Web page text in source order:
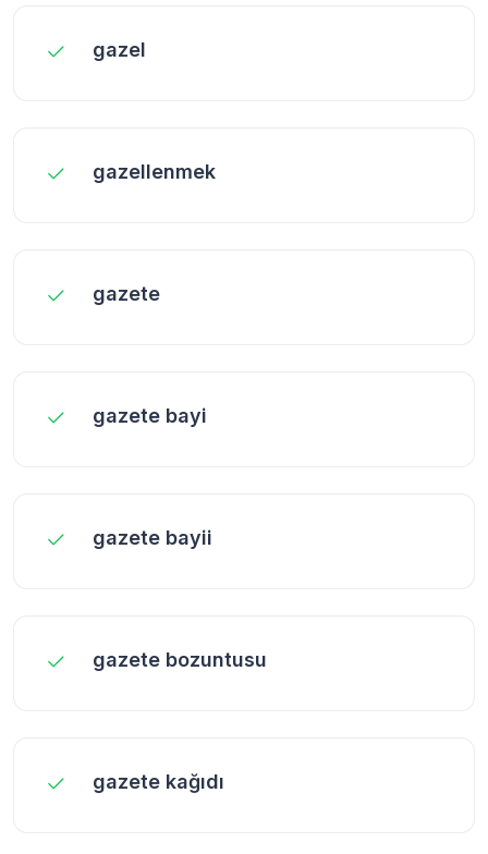
gazel
gazellenmek
gazete
gazete bayi
gazete bayii
gazete bozuntusu
gazete kağıdı